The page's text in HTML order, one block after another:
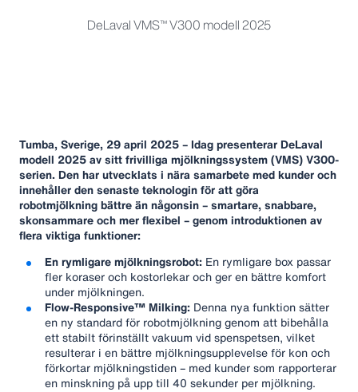
DeLaval VMS™ V300 modell 2025
Tumba, Sverige, 29 april 2025 – Idag presenterar DeLaval
modell 2025 av sitt frivilliga mjölkningssystem (VMS) V300-
serien. Den har utvecklats i nära samarbete med kunder och
innehåller den senaste teknologin för att göra
robotmjölkning bättre än någonsin – smartare, snabbare,
skonsammare och mer flexibel – genom introduktionen av
flera viktiga funktioner:
En rymligare mjölkningsrobot: En rymligare box passar
fler koraser och kostorlekar och ger en bättre komfort
under mjölkningen.
Flow-Responsive™ Milking: Denna nya funktion sätter
en ny standard för robotmjölkning genom att bibehålla
ett stabilt förinställt vakuum vid spenspetsen, vilket
resulterar i en bättre mjölkningsupplevelse för kon och
förkortar mjölkningstiden – med kunder som rapporterar
en minskning på upp till 40 sekunder per mjölkning.